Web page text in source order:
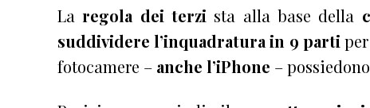
Laregola dei terzi sta alla base della
suddividere l’inquadratura in 9 parti
fotocamere – anche l’iPhone –